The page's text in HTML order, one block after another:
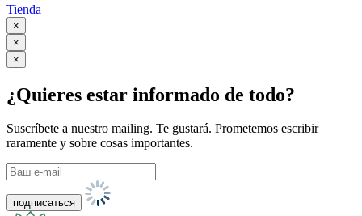
Tienda
×
×
×
¿Quieres estar informado de todo?
Suscríbete a nuestro mailing. Te gustará. Prometemos escribir
raramente y sobre cosas importantes.